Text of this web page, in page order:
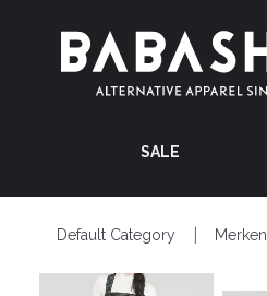
SALE
Default Category Merken